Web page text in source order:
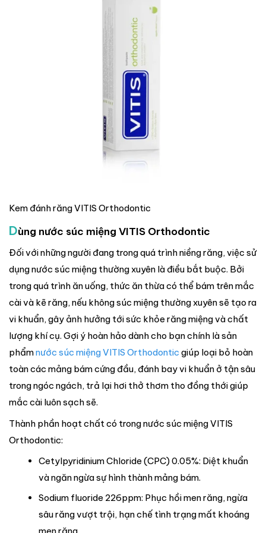
Kem đánh răng VITIS Orthodontic
Dùng nước súc miệng VITIS Orthodontic
Đối với những người đang trong quá trình niềng răng, việc sử
dụng nước súc miệng thường xuyên là điều bắt buộc. Bởi
trong quá trình ăn uống, thức ăn thừa có thể bám trên mắc
cài và kẽ răng, nếu không súc miệng thường xuyên sẽ tạo ra
vi khuẩn, gây ảnh hưởng tới sức khỏe răng miệng và chất
lượng khí cụ. Gợi ý hoàn hảo dành cho bạn chính là sản
phẩmnước súc miệng VITIS Orthodontic giúp loại bỏ hoàn
toàn các mảng bám cứng đầu, đánh bay vi khuẩn ở tận sâu
trong ngóc ngách, trả lại hơi thở thơm tho đồng thới giúp
mắc cài luôn sạch sẽ.
Thành phần hoạt chất có trong nước súc miệng VITIS
Orthodontic:
Cetylpyridinium Chloride (CPC) 0.05%: Diệt khuẩn
và ngăn ngừa sự hình thành mảng bám.
Sodium fluoride 226ppm: Phục hồi men răng, ngừa
sâu răng vượt trội, hạn chế tình trạng mất khoáng